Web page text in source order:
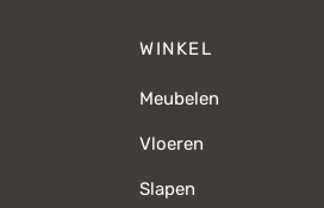
WINKEL
Meubelen
Vloeren
Slapen